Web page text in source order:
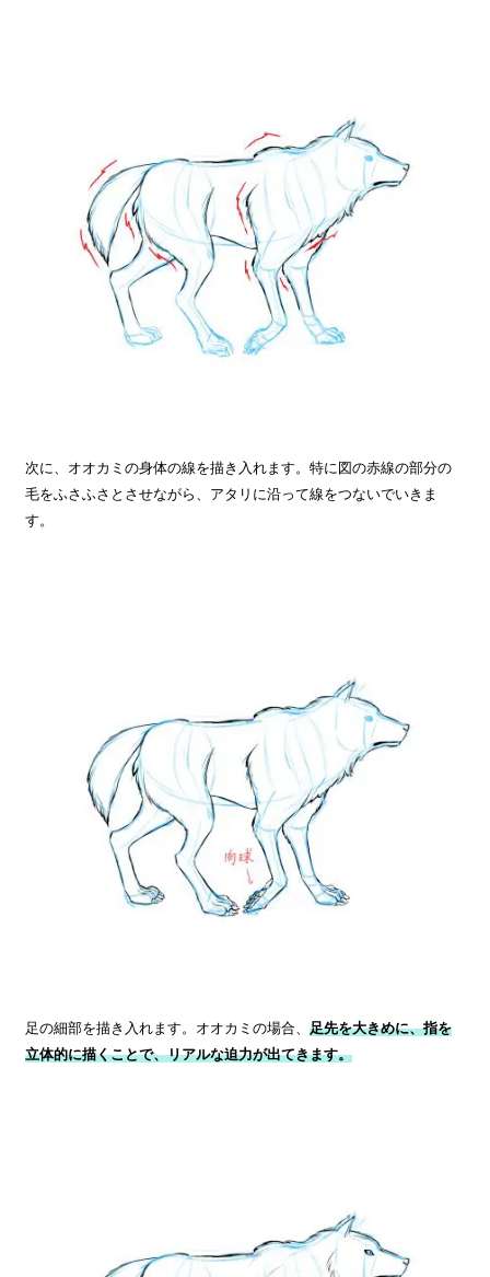
次に、オオカミの身体の線を描き入れます。特に図の赤線の部分の
毛をふさふさとさせながら、アタリに沿って線をつないでいきま
す。
足の細部を描き入れます。オオカミの場合、 足先を大きめに、指を
立体的に描くことで、リアルな迫力が出てきます。